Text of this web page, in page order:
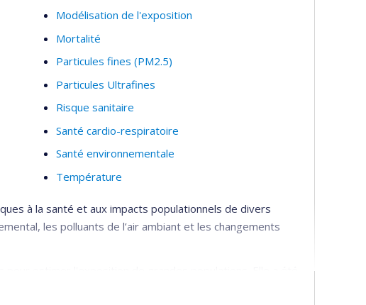
Modélisation de l'exposition
Mortalité
Particules fines (PM2.5)
Particules Ultrafines
Risque sanitaire
Santé cardio-respiratoire
Santé environnementale
Température
à la santé et aux impacts populationnels de divers
les polluants de l’air ambiant et les changements
sur le bruit du Consortium canadien de recherche en